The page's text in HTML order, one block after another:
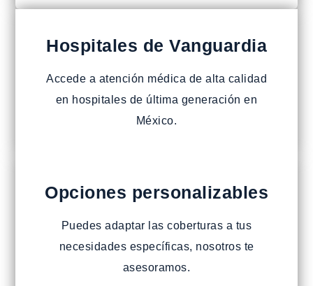
Hospitales de Vanguardia
Accede a atención médica de alta calidad
en hospitales de última generación en
México.
Opciones personalizables
Puedes adaptar las coberturas a tus
necesidades específicas, nosotros te
asesoramos.